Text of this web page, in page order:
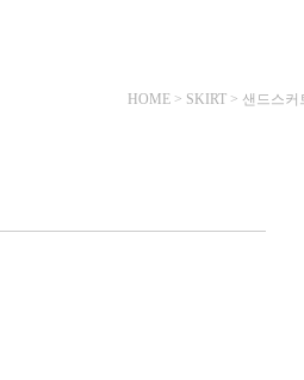
HOME > SKIRT > 샌드스커